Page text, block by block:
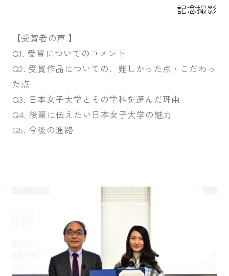
記念撮影
【受賞者の声 】
Q1. 受賞についてのコメント
Q2. 受賞作品についての、難しかった点・こだわっ
た点
Q3. 日本女子大学とその学科を選んだ理由
Q4. 後輩に伝えたい日本女子大学の魅力
Q5. 今後の進路